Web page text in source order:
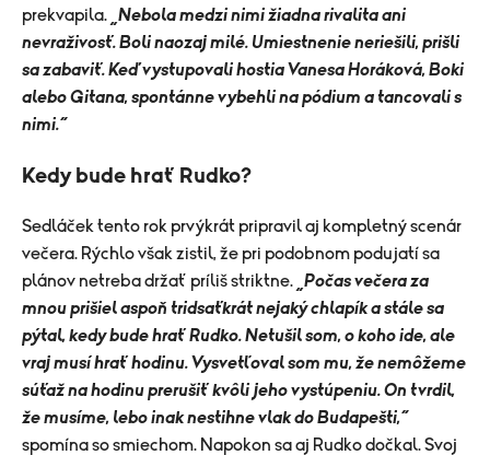
prekvapila.
„Nebola medzi nimi žiadna rivalita ani
nevraživosť. Boli naozaj milé. Umiestnenie neriešili, prišli
sa zabaviť. Keď vystupovali hostia Vanesa Horáková, Boki
alebo Gitana, spontánne vybehli na pódium a tancovali s
nimi.“
Kedy bude hrať Rudko?
Sedláček tento rok prvýkrát pripravil aj kompletný scenár
večera. Rýchlo však zistil, že pri podobnom podujatí sa
plánov netreba držať príliš striktne.
„Počas večera za
mnou prišiel aspoň tridsaťkrát nejaký chlapík a stále sa
pýtal, kedy bude hrať Rudko. Netušil som, o koho ide, ale
vraj musí hrať hodinu. Vysvetľoval som mu, že nemôžeme
súťaž na hodinu prerušiť kvôli jeho vystúpeniu. On tvrdil,
že musíme, lebo inak nestihne vlak do Budapešti,“
spomína so smiechom. Napokon sa aj Rudko dočkal. Svoj